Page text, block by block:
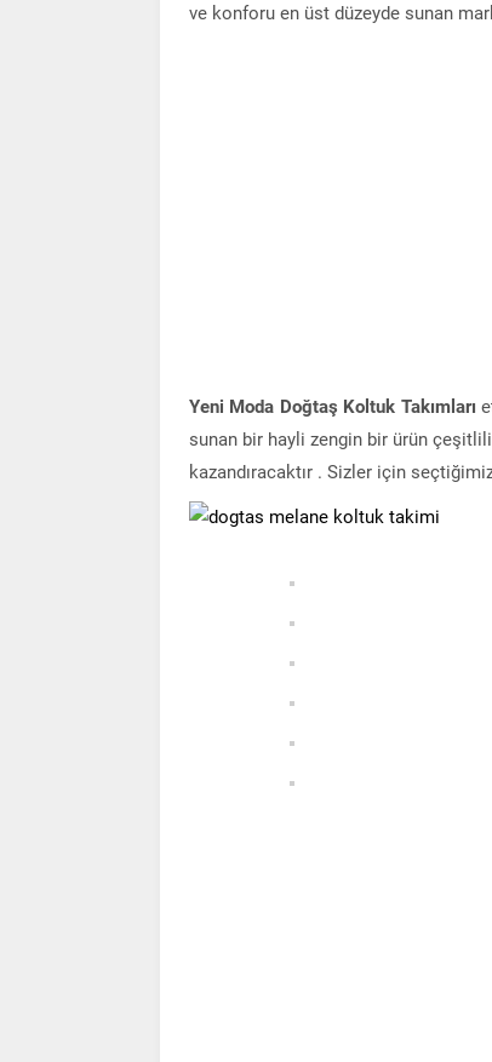
ve konforu en üst düzeyde sunan
Yeni Moda Doğtaş Koltuk Takımları
sunan bir hayli zengin bir ürün
kazandıracaktır . Sizler için